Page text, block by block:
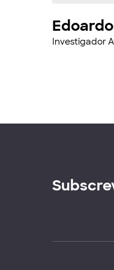
Investigador